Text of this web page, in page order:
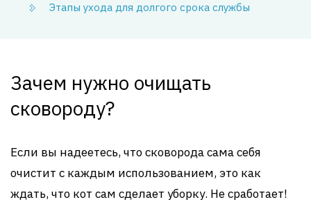
Этапы ухода для долгого срока службы
Зачем нужно очищать
сковороду?
Если вы надеетесь, что сковорода сама себя
очистит с каждым использованием, это как
ждать, что кот сам сделает уборку. Не сработает!